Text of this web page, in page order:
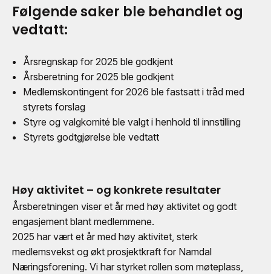
Følgende saker ble behandlet og
vedtatt:
Årsregnskap for 2025 ble godkjent
Årsberetning for 2025 ble godkjent
Medlemskontingent for 2026 ble fastsatt i tråd med
styrets forslag
Styre og valgkomité ble valgt i henhold til innstilling
Styrets godtgjørelse ble vedtatt
Høy aktivitet – og konkrete resultater
Årsberetningen viser et år med høy aktivitet og godt
engasjement blant medlemmene.
2025 har vært et år med høy aktivitet, sterk
medlemsvekst og økt prosjektkraft for Namdal
Næringsforening. Vi har styrket rollen som møteplass,